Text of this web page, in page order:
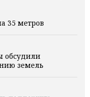
35 метров
обсудили
земель